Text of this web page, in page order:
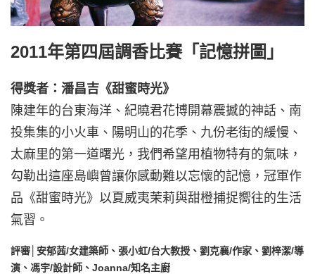
2011年第四屆調香比賽「記憶拼圖」
得獎者：潘昌吉《甜蜜時光》
陳建年的台東海洋、紀曉君花博開幕震撼的神話、南
投集集的小火車、陽明山的花季、九份老街的緩慢、
太麻里的第一道曙光，我們希望用植物特有的氣味，
勾勒出這座島嶼曾讓你感動難以忘懷的記憶，冠軍作
品《甜蜜時光》以夏威夷茉莉與甜橙捕捉嚮往的生活
氣習。
評審│安郁茜/女建築師、張小虹/台大教授、劉克襄/作家、劉梓潔/導
演、馮宇/設計師、Joanna/知名主廚